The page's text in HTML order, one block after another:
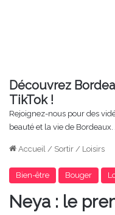
Découvrez
TikTok !
Rejoignez-nous pour des
beauté et la vie de
Accueil / Sortir / Loisirs
Bien-être Bouger
Neya : le